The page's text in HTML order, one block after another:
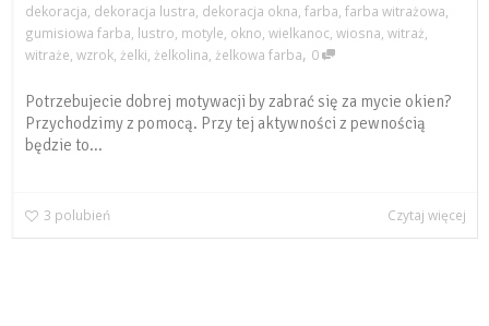
dekoracja dekoracja lustra dekoracja okna farba farba witrażowa
gumisiowa farba lustro motyle okno wielkanoc wiosna witraż
witraże wzrok żelki żelkolina żelkowa farba, 0
Potrzebujecie dobrej motywacji by zabrać się za mycie okien?
Przychodzimy z pomocą. Przy tej aktywności z pewnością
będzie to...
3 polubień Czytaj więcej